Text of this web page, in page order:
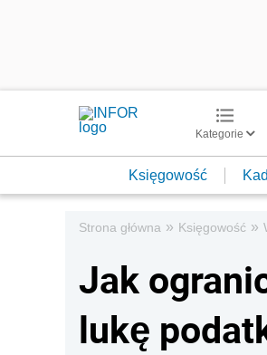
Kategorie
Księgowość
Strona główna » Księgowość »
Jak
lukę